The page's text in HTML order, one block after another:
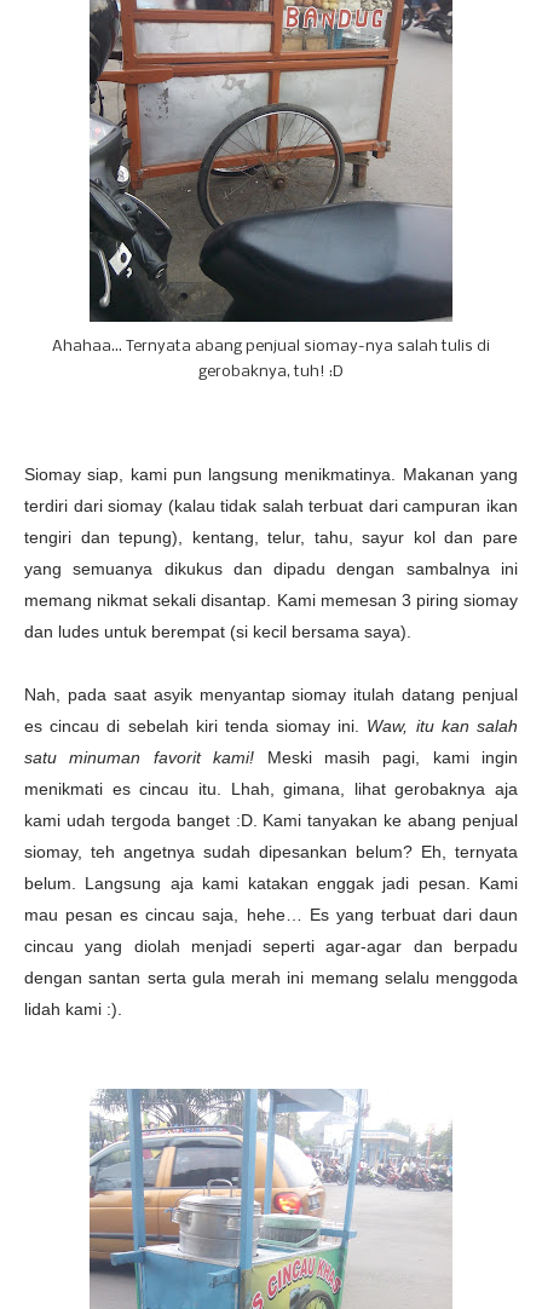
Ahahaa... Ternyata abang penjual siomay-nya salah tulis di
gerobaknya, tuh! :D
Siomay siap, kami pun langsung menikmatinya. Makanan yang
terdiri dari siomay (kalau tidak salah terbuat dari campuran ikan
tengiri dan tepung), kentang, telur, tahu, sayur kol dan pare
yang semuanya dikukus dan dipadu dengan sambalnya ini
memang nikmat sekali disantap. Kami memesan 3 piring siomay
dan ludes untuk berempat (si kecil bersama saya).
Nah, pada saat asyik menyantap siomay itulah datang penjual
es cincau di sebelah kiri tenda siomay ini. Waw, itu kan salah
satu minuman favorit kami! Meski masih pagi, kami ingin
menikmati es cincau itu. Lhah, gimana, lihat gerobaknya aja
kami udah tergoda banget :D. Kami tanyakan ke abang penjual
siomay, teh angetnya sudah dipesankan belum? Eh, ternyata
belum. Langsung aja kami katakan enggak jadi pesan. Kami
mau pesan es cincau saja, hehe… Es yang terbuat dari daun
cincau yang diolah menjadi seperti agar-agar dan berpadu
dengan santan serta gula merah ini memang selalu menggoda
lidah kami :).